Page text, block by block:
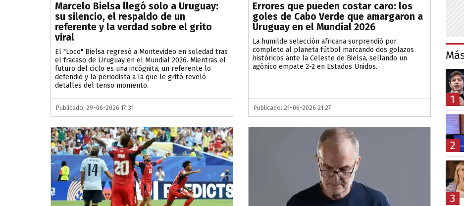
Marcelo Bielsa llegó solo a Uruguay:
su silencio, el respaldo de un
referente y la verdad sobre el grito
viral
El "Loco" Bielsa regresó a Montevideo en soledad tras
el fracaso de Uruguay en el Mundial 2026. Mientras el
futuro del ciclo es una incógnita, un referente lo
defendió y la periodista a la que le gritó reveló
detalles del tenso momento.
Publicado: 29-06-2026 17:31
Errores que pueden costar caro: los
goles de Cabo Verde que amargaron a
Uruguay en el Mundial 2026
La humilde selección africana sorprendió por
completo al planeta fútbol marcando dos golazos
históricos ante la Celeste de Bielsa, sellando un
agónico empate 2-2 en Estados Unidos.
Publicado: 21-06-2026 21:27
1
2
3